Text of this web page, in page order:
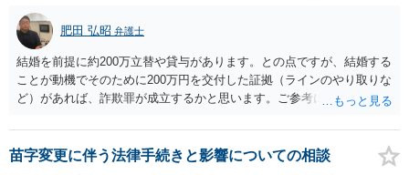
肥田 弘昭 弁護士
結婚を前提に約200万立替や貸与があります。との点ですが、結婚する
ことが動機でそのために200万円を交付した証拠（ラインのやり取りな
ど）があれば、詐欺罪が成立するかと思います。ご参考にしてくださ
苗字変更に伴う法律手続きと影響についての相談